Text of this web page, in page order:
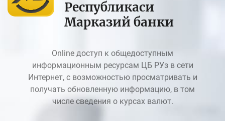
Республикаси
Марказий банки
Online доступ к общедоступным
информационным ресурсам ЦБ РУз в сети
Интернет, с возможностью просматривать и
получать обновленную информацию, в том
числе сведения о курсах валют.